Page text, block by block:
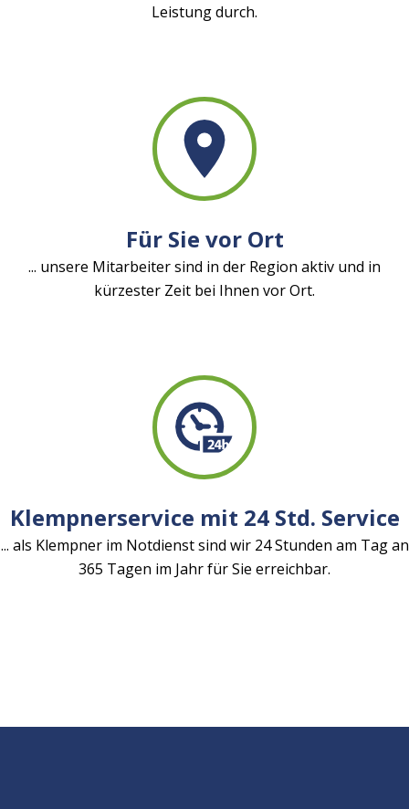
Leistung durch.
Für Sie vor Ort
... unsere Mitarbeiter sind in der Region aktiv und in
kürzester Zeit bei Ihnen vor Ort.
Klempnerservice mit 24 Std. Service
... als Klempner im Notdienst sind wir 24 Stunden am Tag an
365 Tagen im Jahr für Sie erreichbar.